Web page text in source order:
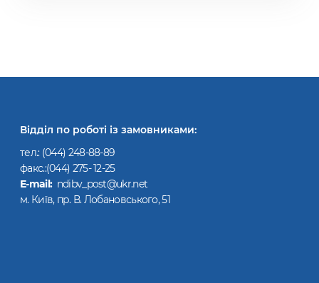
Відділ по роботі із замовниками:
тел.: (044) 248-88-89
факс.:(044) 275- 12-25
Е-mail: ndibv_post@ukr.net
м. Київ, пр. В. Лобановського, 51